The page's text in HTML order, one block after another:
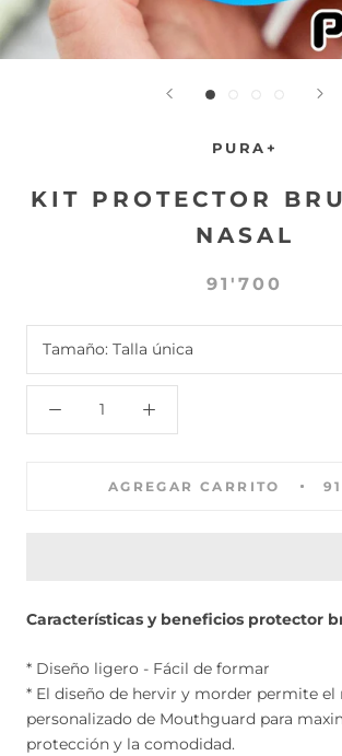
PURA+
KIT PROTECTOR
NASAL
91'700
Tamaño: Talla única
AGREGAR CARRITO
Características y beneficios protector
* Diseño ligero - Fácil de formar
* El diseño de hervir y morder permite el
personalizado de Mouthguard para
protección y la comodidad.